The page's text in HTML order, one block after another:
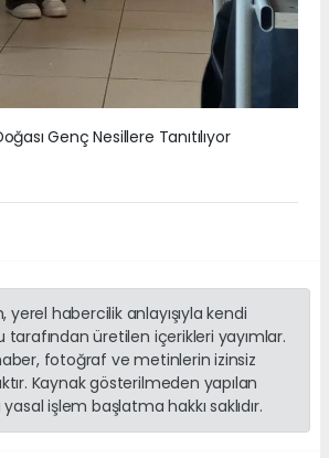
Genç Nesillere Tanıtılıyor
yerel habercilik anlayışıyla kendi
üretilen içerikleri yayımlar.
fotoğraf ve metinlerin izinsiz
Kaynak gösterilmeden yapılan
yasal işlem başlatma hakkı saklıdır.